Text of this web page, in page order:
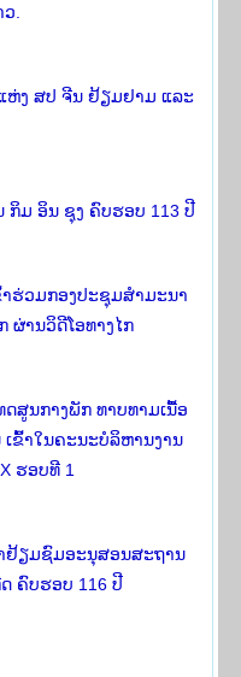
.
ງ ສປ ຈີນ ຢ້ຽມຢາມ ແລະ
ກິມ ອິນ ຊຸງ ຄົບຮອບ 113 ປີ
ຮ່ວມກອງປະຊຸມສໍາມະນາ
ຜ່ານວິດີໂອທາງໄກ
ສູນກາງພັກ ທາບທາມເນື້ອ
ຂົ້າໃນຄະນະບໍລິຫານງານ
ຮອບທີ 1
ຢ້ຽມຊົມອະນຸສອນສະຖານ
ຄົບຮອບ 116 ປີ